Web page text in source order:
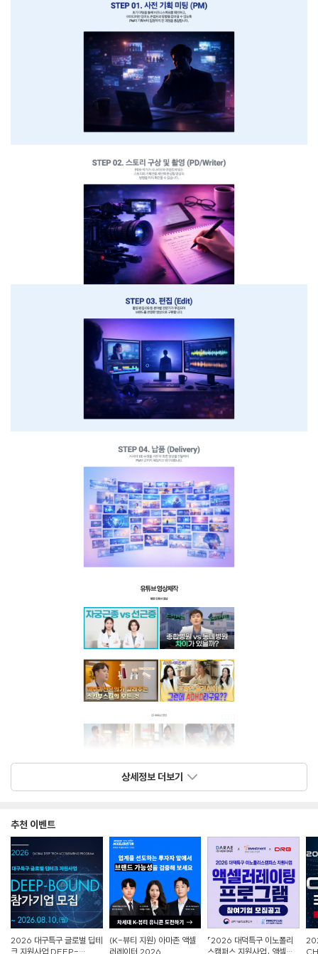
상세정보 더보기
추천 이벤트
2026 대구특구 글로벌 딥테
크 지원사업 DEEP-
(K-뷰티 지원) 아마존 액셀
러레이터 2026
「2026 대덕특구 이노폴리
스캠퍼스 지원사업」 액셀러